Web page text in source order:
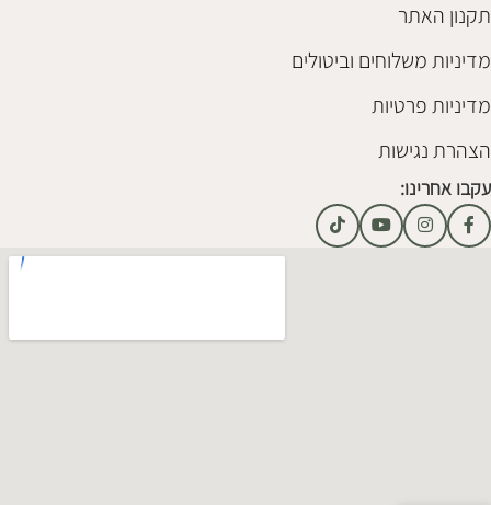
תקנון האתר
מדיניות משלוחים וביטולים
מדיניות פרטיות
הצהרת נגישות
עקבו אחרינו: